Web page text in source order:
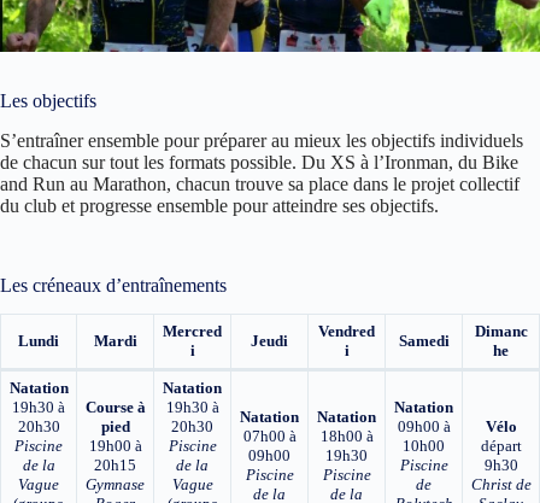
Les objectifs
S’entraîner ensemble pour préparer au mieux les objectifs individuels
de chacun sur tout les formats possible. Du XS à l’Ironman, du Bike
and Run au Marathon, chacun trouve sa place dans le projet collectif
du club et progresse ensemble pour atteindre ses objectifs.
Les créneaux d’entraînements
Lundi Mardi
Mercred
i
Jeudi
Vendred
i
Samedi
Dimanc
he
Natation
19h30 à
20h30
Piscine
de la
Vague
Course à
pied
19h00 à
20h15
Gymnase
Natation
19h30 à
20h30
Piscine
de la
Vague
Natation
07h00 à
09h00
Piscine
de la
Natation
18h00 à
19h30
Piscine
de la
Natation
09h00 à
10h00
Piscine
de
Vélo
départ
9h30
Christ de